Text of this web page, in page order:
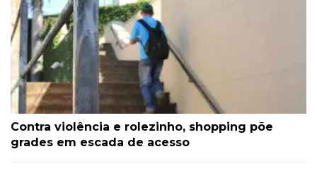
Contra violência e rolezinho, shopping põe
grades em escada de acesso